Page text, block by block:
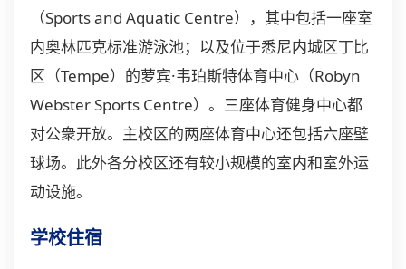
（Sports and Aquatic Centre），其中包括一座室
内奥林匹克标准游泳池；以及位于悉尼内城区丁比
区（Tempe）的萝宾·韦珀斯特体育中心（Robyn
Webster Sports Centre）。三座体育健身中心都
对公衆开放。主校区的两座体育中心还包括六座壁
球场。此外各分校区还有较小规模的室内和室外运
动设施。
学校住宿